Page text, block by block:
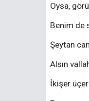
Oysa,
Benim de
Şeytan
Alsın
İkişer üçer